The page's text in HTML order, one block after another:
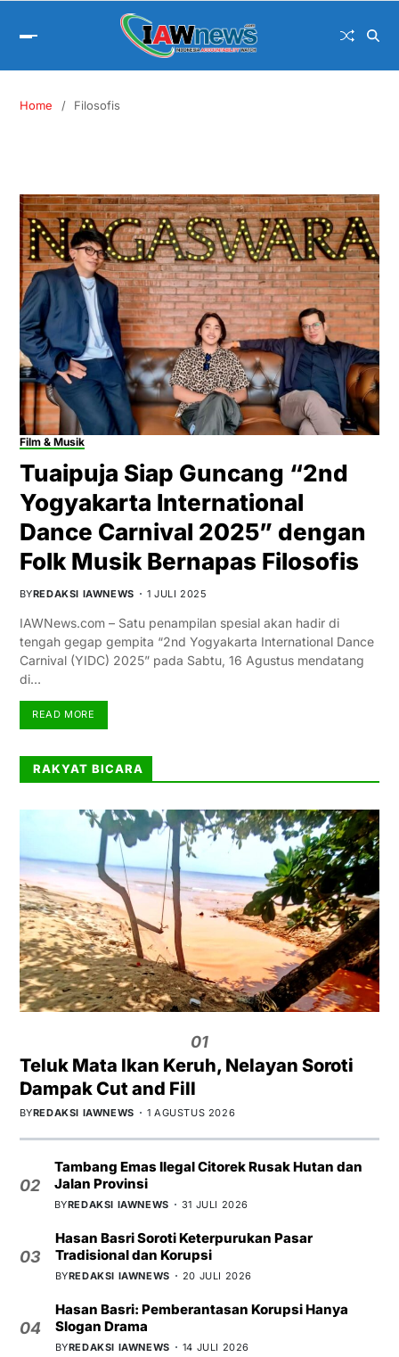
Home Filosofis
Film & Musik
Tuaipuja Siap Guncang “2nd
Yogyakarta International
Dance Carnival 2025” dengan
Folk Musik Bernapas Filosofis
BYREDAKSI IAWNEWS 1 JULI 2025
IAWNews.com – Satu penampilan spesial akan hadir di
tengah gegap gempita “2nd Yogyakarta International Dance
Carnival (YIDC) 2025” pada Sabtu, 16 Agustus mendatang
di…
READ MORE
RAKYAT BICARA
01
Teluk Mata Ikan Keruh, Nelayan Soroti
Dampak Cut and Fill
BYREDAKSI IAWNEWS 1 AGUSTUS 2026
02
Tambang Emas Ilegal Citorek Rusak Hutan dan
Jalan Provinsi
BYREDAKSI IAWNEWS 31 JULI 2026
03
Hasan Basri Soroti Keterpurukan Pasar
Tradisional dan Korupsi
BYREDAKSI IAWNEWS 20 JULI 2026
04
Hasan Basri: Pemberantasan Korupsi Hanya
Slogan Drama
BYREDAKSI IAWNEWS 14 JULI 2026